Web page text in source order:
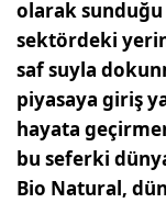
olarak
sektördeki
saf suyla
piyasaya giriş
hayata
bu seferki
Bio Natural,